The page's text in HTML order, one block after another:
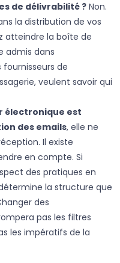
de délivrabilité ?Non.
la distribution de vos
atteindre la boîte de
admis dans
de
veulent savoir qui
électronique est
des emails, elle ne
Il existe
en compte. Si
des pratiques en
la structure que
des
pas les filtres
les impératifs de la